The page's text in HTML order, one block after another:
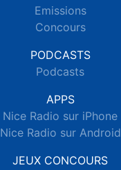
Emissions
Concours
PODCASTS
Podcasts
APPS
Nice Radio sur iPhone
Nice Radio sur Android
JEUX CONCOURS